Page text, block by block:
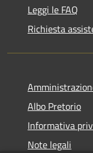
Leggi le FAQ
Richiesta
Albo Pretorio
Informativa
Note legali